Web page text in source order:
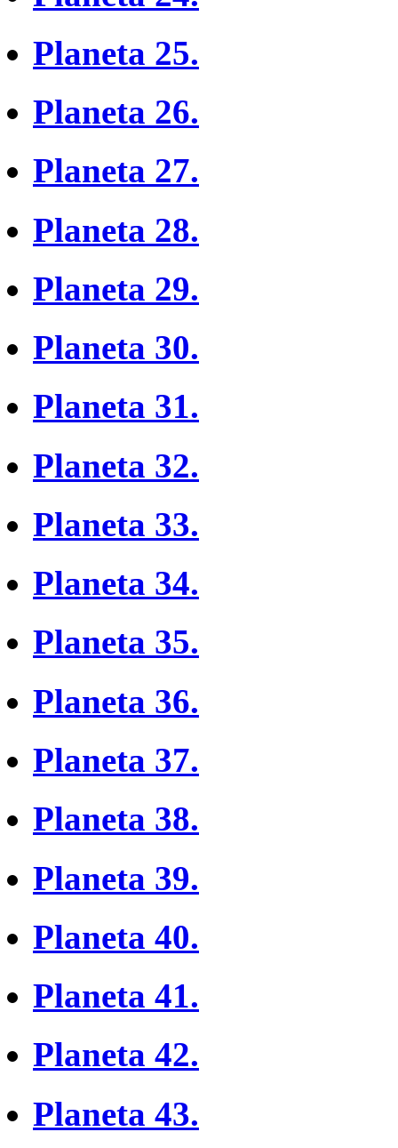
Planeta 25.
Planeta 26.
Planeta 27.
Planeta 28.
Planeta 29.
Planeta 30.
Planeta 31.
Planeta 32.
Planeta 33.
Planeta 34.
Planeta 35.
Planeta 36.
Planeta 37.
Planeta 38.
Planeta 39.
Planeta 40.
Planeta 41.
Planeta 42.
Planeta 43.